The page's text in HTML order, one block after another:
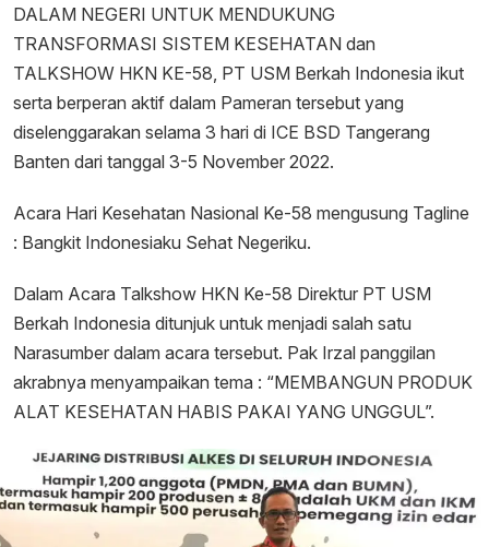
DALAM NEGERI UNTUK MENDUKUNG
TRANSFORMASI SISTEM KESEHATAN dan
TALKSHOW HKN KE-58, PT USM Berkah Indonesia ikut
serta berperan aktif dalam Pameran tersebut yang
diselenggarakan selama 3 hari di ICE BSD Tangerang
Banten dari tanggal 3-5 November 2022.
Acara Hari Kesehatan Nasional Ke-58 mengusung Tagline
: Bangkit Indonesiaku Sehat Negeriku.
Dalam Acara Talkshow HKN Ke-58 Direktur PT USM
Berkah Indonesia ditunjuk untuk menjadi salah satu
Narasumber dalam acara tersebut. Pak Irzal panggilan
akrabnya menyampaikan tema : “MEMBANGUN PRODUK
ALAT KESEHATAN HABIS PAKAI YANG UNGGUL”.